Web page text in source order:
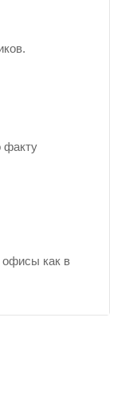
факту
офисы как в